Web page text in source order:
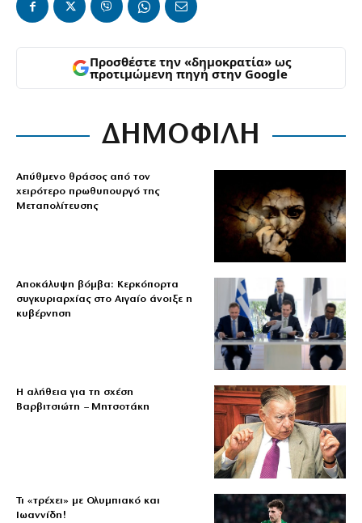
Προσθέστε την «δημοκρατία» ως
προτιμώμενη πηγή στην Google
ΔΗΜΟΦΙΛΗ
Απύθμενο θράσος από τον
χειρότερο πρωθυπουργό της
Μεταπολίτευσης
Αποκάλυψη βόμβα: Κερκόπορτα
συγκυριαρχίας στο Αιγαίο άνοιξε η
κυβέρνηση
Η αλήθεια για τη σχέση
Βαρβιτσιώτη – Μητσοτάκη
Τι «τρέχει» με Ολυμπιακό και
Ιωαννίδη!